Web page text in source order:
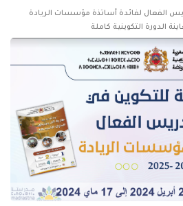
الفعال لفائدة أساتذة مؤسسات الريادة